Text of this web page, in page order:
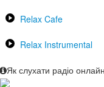
Relax Cafe
Relax Instrumental
Як слухати радіо онлайн